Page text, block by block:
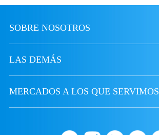
SOBRE NOSOTROS
LAS DEMÁS
MERCADOS A LOS QUE SERVIMOS